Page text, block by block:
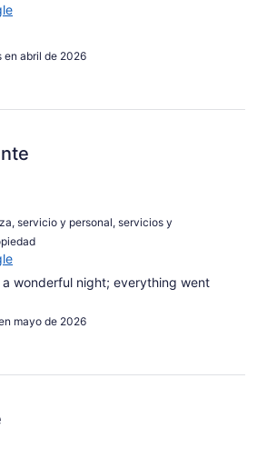
en abril de 2026
servicio y personal, servicios y
wonderful night; everything went
mayo de 2026